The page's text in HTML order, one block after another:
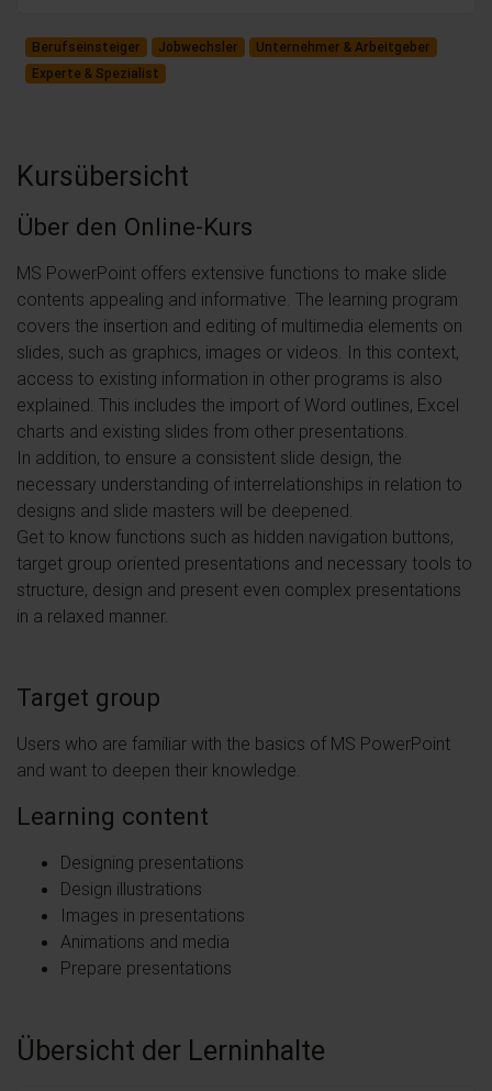
Berufseinsteiger Jobwechsler
Unternehmer & Arbeitgeber
Experte & Spezialist
Kursübersicht
Über den Online-Kurs
MS PowerPoint offers extensive functions to make slide
contents appealing and informative. The learning program
covers the insertion and editing of multimedia elements on
slides, such as graphics, images or videos. In this context,
access to existing information in other programs is also
explained. This includes the import of Word outlines, Excel
charts and existing slides from other presentations.
In addition, to ensure a consistent slide design, the
necessary understanding of interrelationships in relation to
designs and slide masters will be deepened.
Get to know functions such as hidden navigation buttons,
target group oriented presentations and necessary tools to
structure, design and present even complex presentations
in a relaxed manner.
Target group
Users who are familiar with the basics of MS PowerPoint
and want to deepen their knowledge.
Learning content
Designing presentations
Design illustrations
Images in presentations
Animations and media
Prepare presentations
Übersicht der Lerninhalte